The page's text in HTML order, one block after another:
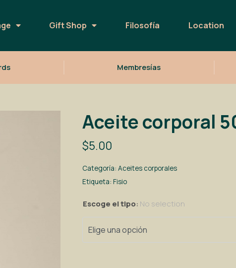
Gift Shop Filosofía Location
Membresías
Aceite corporal
$5.00
Categoría: Aceites corporales
Etiqueta: Fisio
Escoge el tipo: No selection